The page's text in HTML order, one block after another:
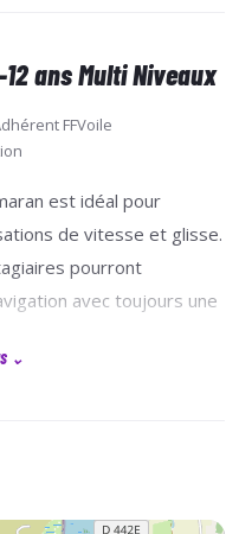
12 ans Multi Niveaux
FFVoile
est idéal pour
de vitesse et glisse.
pourront
avec toujours une
⌄